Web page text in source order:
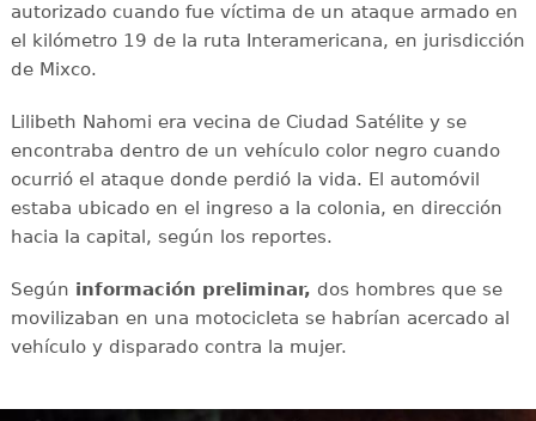
autorizado cuando fue víctima de un ataque armado en
el kilómetro 19 de la ruta Interamericana, en jurisdicción
de Mixco.
Lilibeth Nahomi era vecina de Ciudad Satélite y se
encontraba dentro de un vehículo color negro cuando
ocurrió el ataque donde perdió la vida. El automóvil
estaba ubicado en el ingreso a la colonia, en dirección
hacia la capital, según los reportes.
Según información preliminar, dos hombres que se
movilizaban en una motocicleta se habrían acercado al
vehículo y disparado contra la mujer.